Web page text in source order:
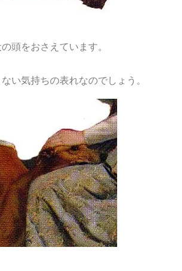
頭をおさえています。
い気持ちの表れなのでしょう。